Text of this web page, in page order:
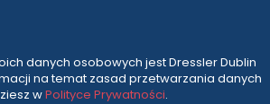
danych osobowych jest Dressler Dublin
na temat zasad przetwarzania danych
wPolityce Prywatności.